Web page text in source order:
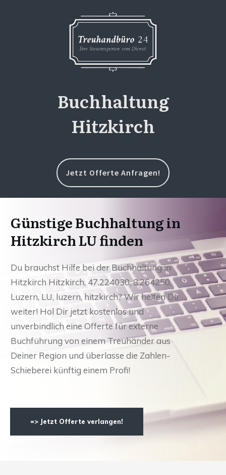
Buchhaltung
Hitzkirch
Jetzt Offerte Anfragen!
Günstige Buchhaltung in
Hitzkirch LU finden
Du brauchst Hilfe bei der Buchhaltung in
Hitzkirch Hitzkirch, 47.224030, 8.264250,
Luzern, LU, luzern, hitzkirch? Wir helfen Dir
weiter! Hol Dir jetzt kostenlos und
unverbindlich eine Offerte für externe
Buchführung von einem Treuhänder aus
Deiner Region und überlasse die Zahlen-
Schieberei künftig einem Profi!
=> Jetzt Offerte verlangen!